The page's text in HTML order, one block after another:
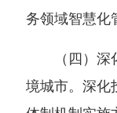
务领域智慧化
（四）深化
境城市。深化